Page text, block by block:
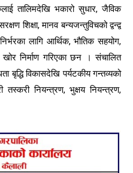
तालिमदेखि भकारो सुधार, जैविक
शिक्षा, मानव बन्यजन्तुविचको द्वन्द्व
लागि आर्थिक, भौतिक सहयोग,
खोर निर्माण गरिएका छन । संचालित
बृद्धि विकासदेखि पर्यटकीय गन्तव्यको
तस्करी नियन्त्रण, भुक्षय नियन्त्रण,